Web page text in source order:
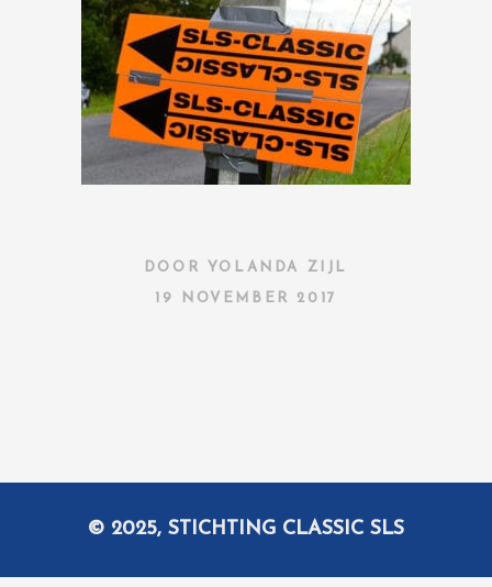
DOOR YOLANDA ZIJL
19 NOVEMBER 2017
© 2025, STICHTING CLASSIC SLS